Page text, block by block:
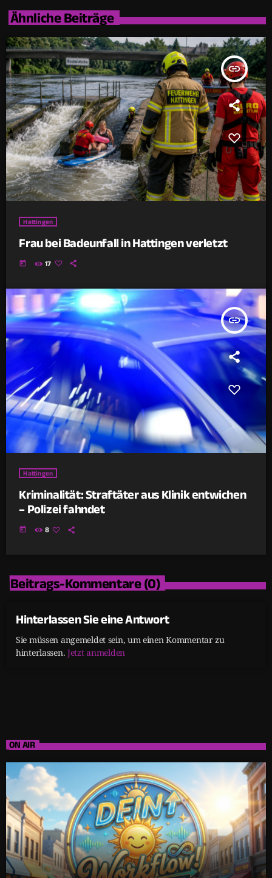
Ähnliche Beiträge
insert_link
Hattingen
Frau bei Badeunfall in Hattingen verletzt
today 17
insert_link
Hattingen
Kriminalität: Straftäter aus Klinik entwichen
– Polizei fahndet
today 8
Beitrags-Kommentare (0)
Hinterlassen Sie eine Antwort
Sie müssen angemeldet sein, um einen Kommentar zu
hinterlassen. Jetzt anmelden
ON AIR